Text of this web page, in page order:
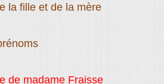
la fille et de la mère
de madame Fraisse